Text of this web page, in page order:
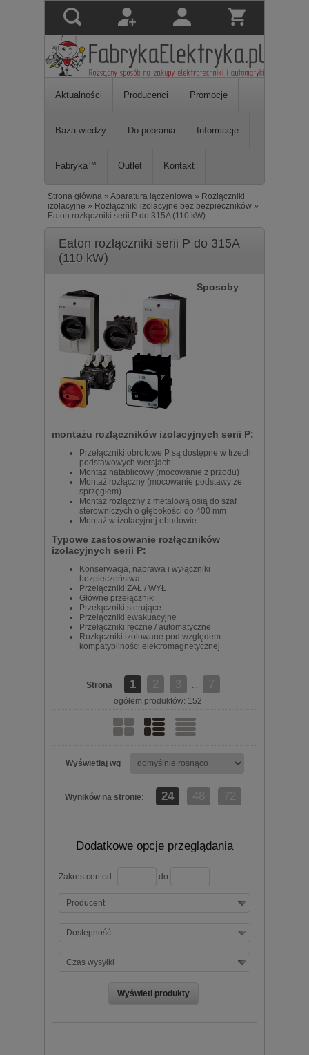
Aktualności Producenci Promocje
Baza wiedzy Do pobrania Informacje
Fabryka™ Outlet Kontakt
Strona główna » Aparatura łączeniowa » Rozłączniki
izolacyjne » Rozłączniki izolacyjne bez bezpieczników »
Eaton rozłączniki serii P do 315A (110 kW)
Eaton rozłączniki serii P do 315A
(110 kW)
Sposoby
montażu rozłączników izolacyjnych serii P:
Przełączniki obrotowe P są dostępne w trzech
podstawowych wersjach:
Montaż natablicowy (mocowanie z przodu)
Montaż rozłączny (mocowanie podstawy ze
sprzęgłem)
Montaż rozłączny z metalową osią do szaf
sterowniczych o głębokości do 400 mm
Montaż w izolacyjnej obudowie
Typowe zastosowanie rozłączników
izolacyjnych serii P:
Konserwacja, naprawa i wyłączniki
bezpieczeństwa
Przełączniki ZAŁ / WYŁ
Główne przełączniki
Przełączniki sterujące
Przełączniki ewakuacyjne
Przełączniki ręczne / automatyczne
Rozłączniki izolowane pod względem
kompatybilności elektromagnetycznej
Strona 1 ...
ogółem produktów: 152
Wyświetlaj wg
Wyników na stronie: 24
Dodatkowe opcje przeglądania
Zakres cen od do
Producent
Dostępność
Czas wysyłki